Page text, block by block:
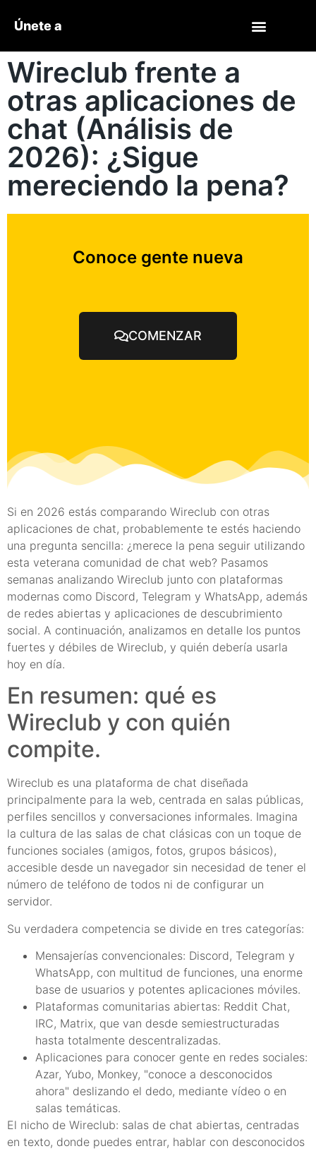
Únete a
Wireclub frente a
otras aplicaciones de
chat (Análisis de
2026): ¿Sigue
mereciendo la pena?
Conoce gente nueva
COMENZAR
Si en 2026 estás comparando Wireclub con otras
aplicaciones de chat, probablemente te estés haciendo
una pregunta sencilla: ¿merece la pena seguir utilizando
esta veterana comunidad de chat web? Pasamos
semanas analizando Wireclub junto con plataformas
modernas como Discord, Telegram y WhatsApp, además
de redes abiertas y aplicaciones de descubrimiento
social. A continuación, analizamos en detalle los puntos
fuertes y débiles de Wireclub, y quién debería usarla
hoy en día.
En resumen: qué es
Wireclub y con quién
compite.
Wireclub es una plataforma de chat diseñada
principalmente para la web, centrada en salas públicas,
perfiles sencillos y conversaciones informales. Imagina
la cultura de las salas de chat clásicas con un toque de
funciones sociales (amigos, fotos, grupos básicos),
accesible desde un navegador sin necesidad de tener el
número de teléfono de todos ni de configurar un
servidor.
Su verdadera competencia se divide en tres categorías:
Mensajerías convencionales: Discord, Telegram y
WhatsApp, con multitud de funciones, una enorme
base de usuarios y potentes aplicaciones móviles.
Plataformas comunitarias abiertas: Reddit Chat,
IRC, Matrix, que van desde semiestructuradas
hasta totalmente descentralizadas.
Aplicaciones para conocer gente en redes sociales:
Azar, Yubo, Monkey, "conoce a desconocidos
ahora" deslizando el dedo, mediante vídeo o en
salas temáticas.
El nicho de Wireclub: salas de chat abiertas, centradas
en texto, donde puedes entrar, hablar con desconocidos